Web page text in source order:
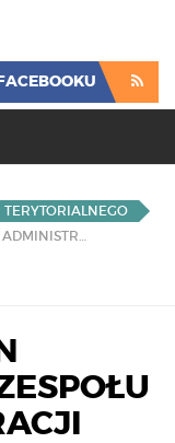
ZNAMY TERMIN POSIEDZENIA ZESPOŁU DS. ADMINISTRACJI